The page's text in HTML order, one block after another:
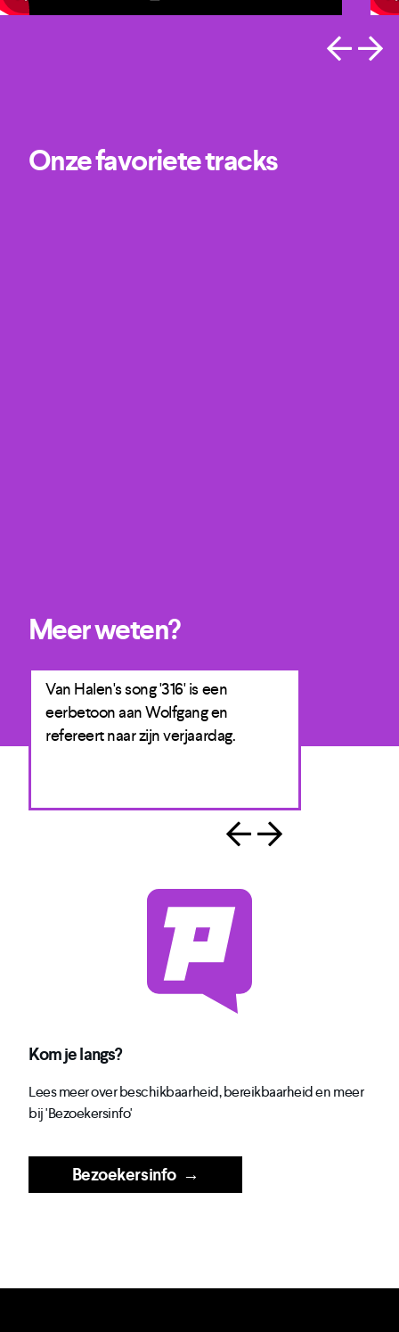
Meer weten?
Van Halen's song '316' is een
eerbetoon aan Wolfgang en
refereert naar zijn verjaardag.
Onze favoriete tracks
Kom je langs?
Lees meer over beschikbaarheid, bereikbaarheid en meer
bij 'Bezoekersinfo'
Bezoekersinfo→